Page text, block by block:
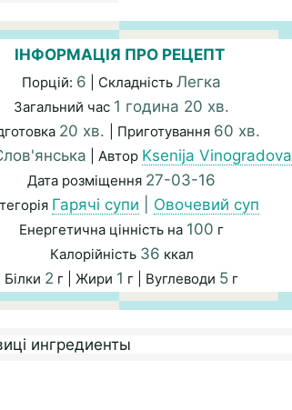
ІНФОРМАЦІЯ ПРО РЕЦЕПТ
Порцій: 6 | Складність Легка
Загальний час 1 година 20 хв.
20 хв. | Приготування 60 хв.
| Автор Ksenija Vinogradova
Дата розміщення 27-03-16
Гарячі супи Овочевий суп
Енергетична цінність на 100 г
Калорійність 36 ккал
Білки 2 г | Жири 1 г | Вуглеводи 5 г